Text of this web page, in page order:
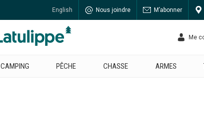
English Nous joindre M’abonner
Me
CAMPING PÊCHE CHASSE ARMES